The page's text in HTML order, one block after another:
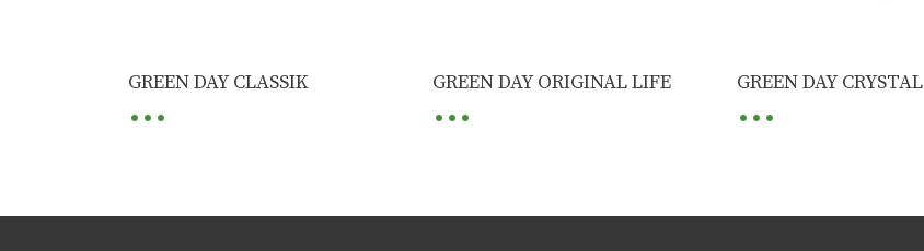
GREEN DAY CLASSIK
... GREEN DAY ORIGINAL LIFE
... GREEN DAY CRYSTAL
...